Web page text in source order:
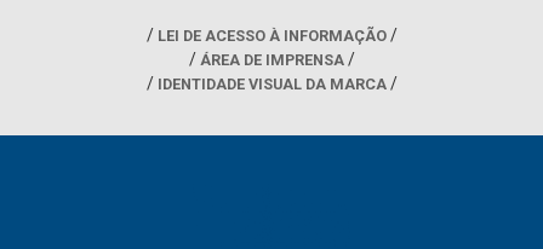
LEI DE ACESSO À INFORMAÇÃO
ÁREA DE IMPRENSA
IDENTIDADE VISUAL DA MARCA